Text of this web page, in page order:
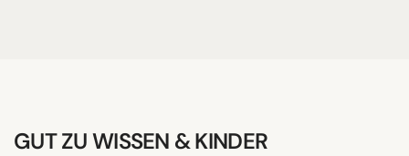
GUT ZU WISSEN & KINDER